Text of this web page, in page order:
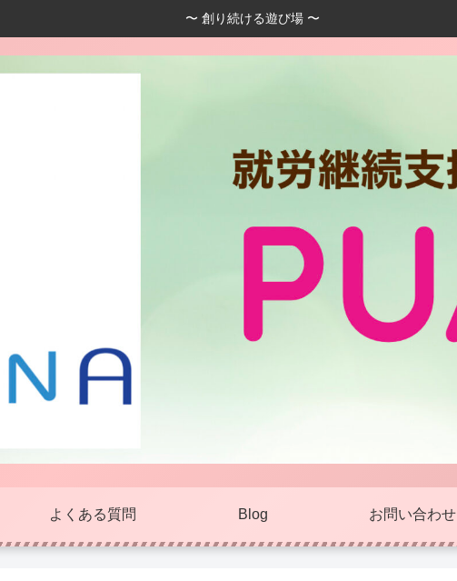
〜 創り続ける遊び場 〜
よくある質問 Blog お問い合わせ